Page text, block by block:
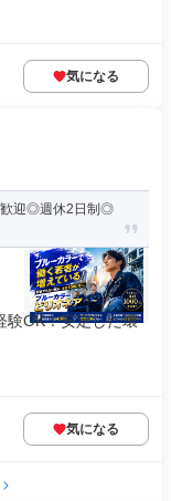
気になる
歓迎◎週休2日制◎
験OK！安定した環
気になる